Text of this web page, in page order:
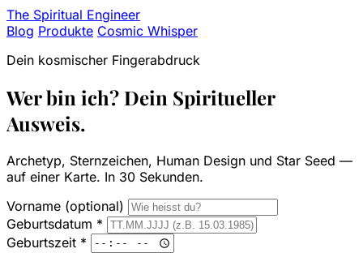
The Spiritual Engineer
Blog Produkte Cosmic Whisper
Dein kosmischer Fingerabdruck
Wer bin ich? Dein Spiritueller
Ausweis.
Archetyp, Sternzeichen, Human Design und Star Seed —
auf einer Karte. In 30 Sekunden.
Vorname (optional)
Geburtsdatum *
Geburtszeit *